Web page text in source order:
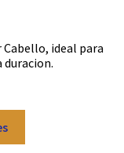
Cabello, ideal para
duracion.